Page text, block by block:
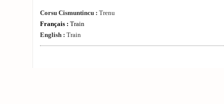
Corsu Cismuntincu : Trenu
Français : Train
English : Train